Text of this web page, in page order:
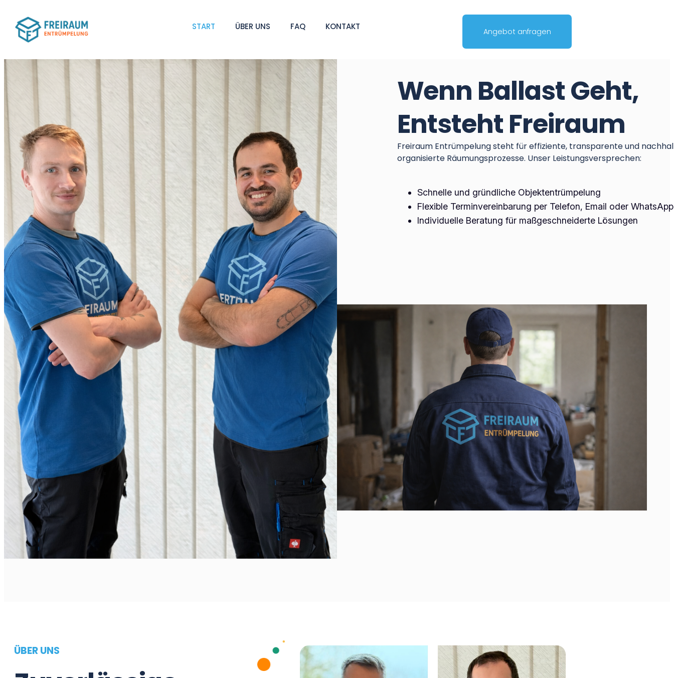
START ÜBER UNS FAQ KONTAKT Angebot anfragen
Wenn Ballast Geht,
Entsteht Freiraum
Freiraum Entrümpelung steht für effiziente, transparente und
organisierte Räumungsprozesse. Unser Leistungsversprechen:
Schnelle und gründliche Objektentrümpelung
Flexible Terminvereinbarung per Telefon, Email oder WhatsApp
Individuelle Beratung für maßgeschneiderte Lösungen
ÜBER UNS